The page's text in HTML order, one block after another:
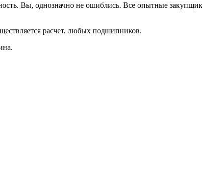
Вы, однозначно не ошиблись. Все опытные
расчет, любых подшипников.